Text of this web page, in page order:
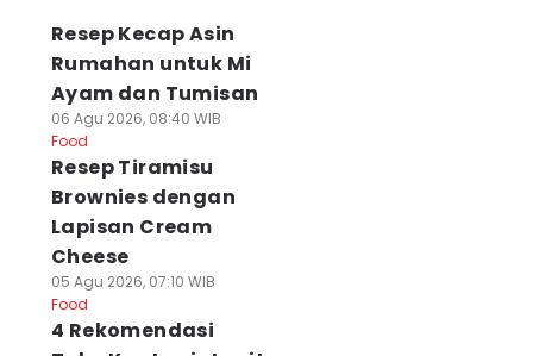
Resep Kecap Asin
Rumahan untuk Mi
Ayam dan Tumisan
06 Agu 2026, 08:40 WIB
Food
Resep Tiramisu
Brownies dengan
Lapisan Cream
Cheese
05 Agu 2026, 07:10 WIB
Food
4 Rekomendasi